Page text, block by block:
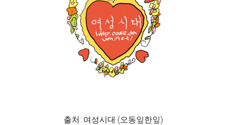
출처: 여성시대 (오동잎한잎)